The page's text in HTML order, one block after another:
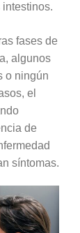
fases de
algunos
o ningún
el
de
síntomas.